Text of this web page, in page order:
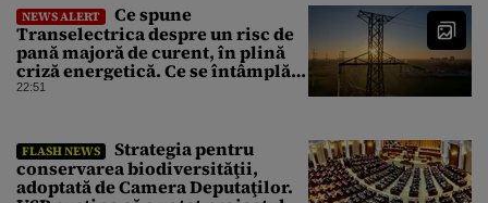
NEWS ALERT
Ce spune
Transelectrica despre un risc de
pană majoră de curent, în plină
criză energetică. Ce se întâmplă
cu Sistemul Electroenergetic
22:51
FLASH NEWS
Strategia pentru
conservarea biodiversităţii,
adoptată de Camera Deputaţilor.